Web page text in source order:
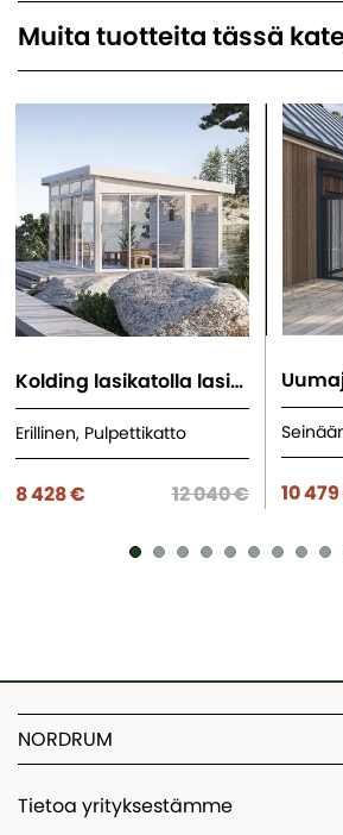
Muita tuotteita tässä
Kolding lasikatolla lasiterassi
Erillinen, Pulpettikatto
8 428 € 12 040 € 10
NORDRUM
Tietoa yrityksestämme